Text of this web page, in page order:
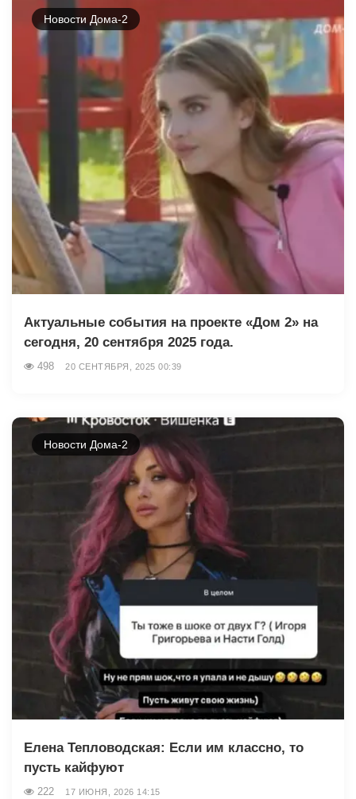
Новости Дома-2
Актуальные события на проекте «Дом 2» на
сегодня, 20 сентября 2025 года.
498 20 СЕНТЯБРЯ, 2025 00:39
Новости Дома-2
Елена Тепловодская: Если им классно, то
пусть кайфуют
222 17 ИЮНЯ, 2026 14:15